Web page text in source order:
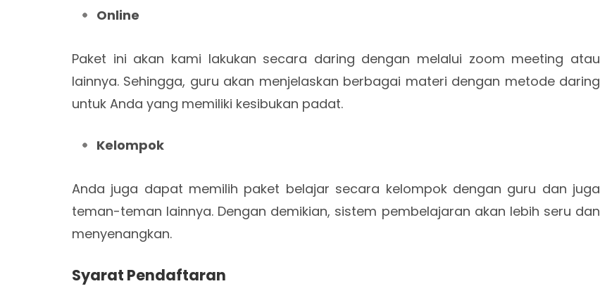
Online
Paket ini akan kami lakukan secara daring dengan melalui zoom meeting atau
lainnya. Sehingga, guru akan menjelaskan berbagai materi dengan metode daring
untuk Anda yang memiliki kesibukan padat.
Kelompok
Anda juga dapat memilih paket belajar secara kelompok dengan guru dan juga
teman-teman lainnya. Dengan demikian, sistem pembelajaran akan lebih seru dan
menyenangkan.
Syarat Pendaftaran